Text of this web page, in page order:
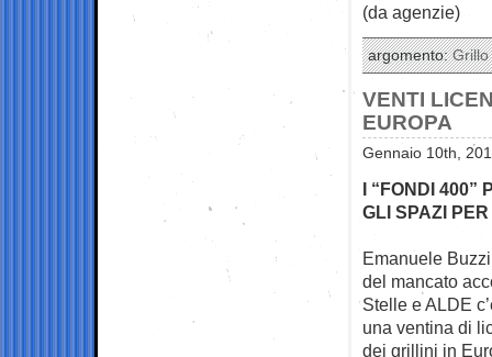
(da agenzie)
argomento:Grillo
VENTI
EUROPA
Gennaio 10th,
I “FONDI 400”
GLI SPAZI
Emanuele
del mancato
Stelle e ALDE
una ventina di
dei grillini in